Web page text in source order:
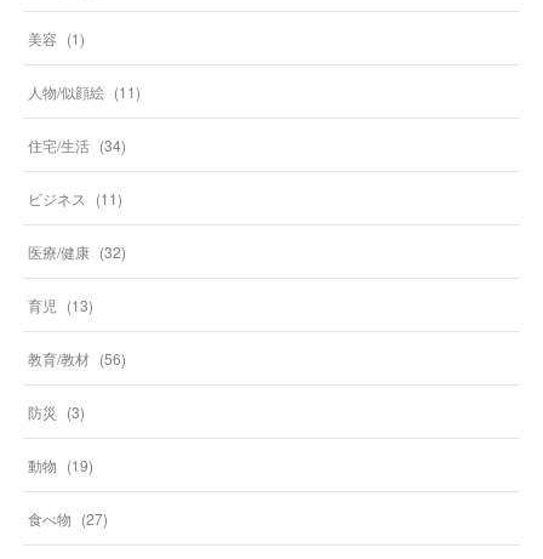
美容 (1)
人物/似顔絵 (11)
住宅/生活 (34)
ビジネス (11)
医療/健康 (32)
育児 (13)
教育/教材 (56)
防災 (3)
動物 (19)
食べ物 (27)